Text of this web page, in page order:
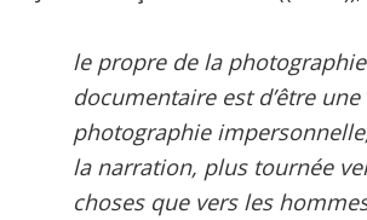
le propre de la photographie
documentaire est d’être une
photographie
la narration, plus tournée
choses que vers les